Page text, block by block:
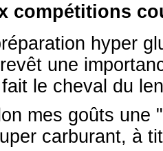
compétitions
hyper
une
le cheval du
mes goûts une
carburant, à